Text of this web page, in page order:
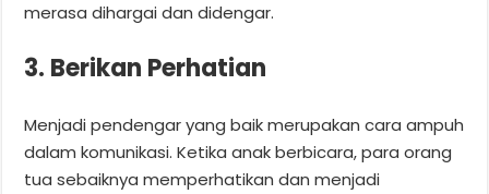
merasa dihargai dan didengar.
3. Berikan Perhatian
Menjadi pendengar yang baik merupakan cara ampuh
dalam komunikasi. Ketika anak berbicara, para orang
tua sebaiknya memperhatikan dan menjadi